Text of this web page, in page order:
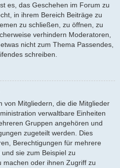
es, das Geschehen im Forum zu
in ihrem Bereich Beiträge zu
zu schließen, zu öffnen, zu
verhindern Moderatoren,
nicht zum Thema Passendes,
schreiben.
von Mitgliedern, die die Mitglieder
verwaltbare Einheiten
Gruppen angehören und
zugeteilt werden. Dies
Berechtigungen für mehrere
sie zum Beispiel zu
machen oder ihnen Zugriff zu